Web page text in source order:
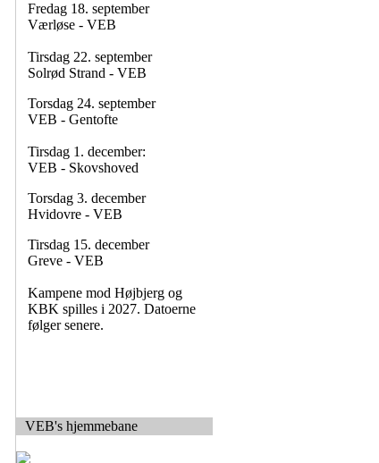
Fredag 18. september
Værløse - VEB
Tirsdag 22. september
Solrød Strand - VEB
Torsdag 24. september
VEB - Gentofte
Tirsdag 1. december:
VEB - Skovshoved
Torsdag 3. december
Hvidovre - VEB
Tirsdag 15. december
Greve - VEB
Kampene mod Højbjerg og
KBK spilles i 2027. Datoerne
følger senere.
VEB's hjemmebane